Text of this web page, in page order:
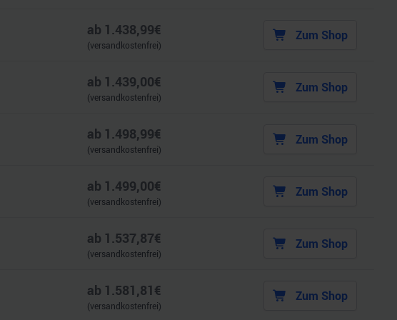
ab 1.438,99€
(versandkostenfrei)
Zum Shop
ab 1.439,00€
(versandkostenfrei)
Zum Shop
ab 1.498,99€
(versandkostenfrei)
Zum Shop
ab 1.499,00€
(versandkostenfrei)
Zum Shop
ab 1.537,87€
(versandkostenfrei)
Zum Shop
ab 1.581,81€
(versandkostenfrei)
Zum Shop